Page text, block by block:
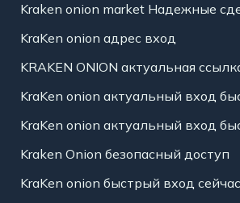
Kraken onion market Надежные
KraKen onion адрес вход
KRAKEN ONION актуальная
KraKen onion актуальный вход
KraKen onion актуальный вход
Kraken Onion безопасный доступ
KraKen onion быстрый вход